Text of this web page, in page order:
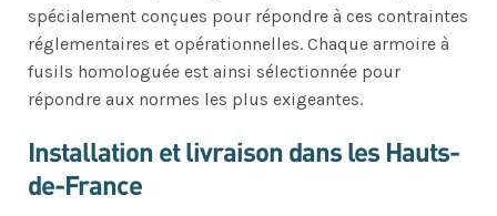
spécialement conçues pour répondre à ces contraintes
réglementaires et opérationnelles. Chaque armoire à
fusils homologuée est ainsi sélectionnée pour
répondre aux normes les plus exigeantes.
Installation et livraison dans les Hauts-
de-France